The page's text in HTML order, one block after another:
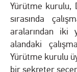
Yürütme kurulu,
sırasında
aralarından iki
alandaki
Yürütme kurulu
bir sekreter